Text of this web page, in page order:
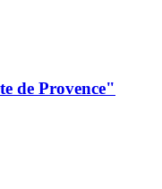
de Provence"